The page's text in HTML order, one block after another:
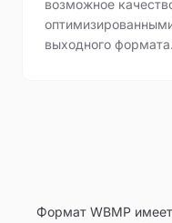
возможное
выходного формата.
Формат WBMP